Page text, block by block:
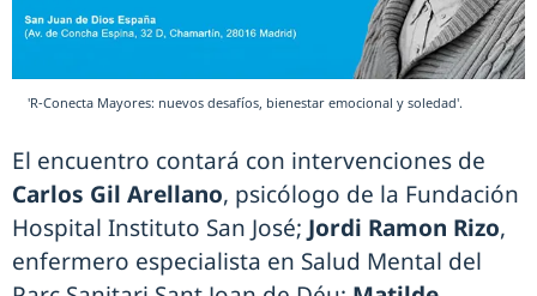
'R-Conecta Mayores: nuevos desafíos, bienestar emocional y soledad'.
El encuentro contará con intervenciones de
Carlos Gil Arellano, psicólogo de la Fundación
Hospital Instituto San José; Jordi Ramon Rizo,
enfermero especialista en Salud Mental del